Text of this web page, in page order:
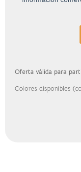
Oferta válida para
Colores disponibles